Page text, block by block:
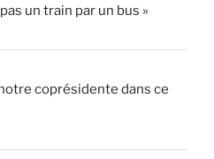
un train par un bus »
coprésidente dans ce